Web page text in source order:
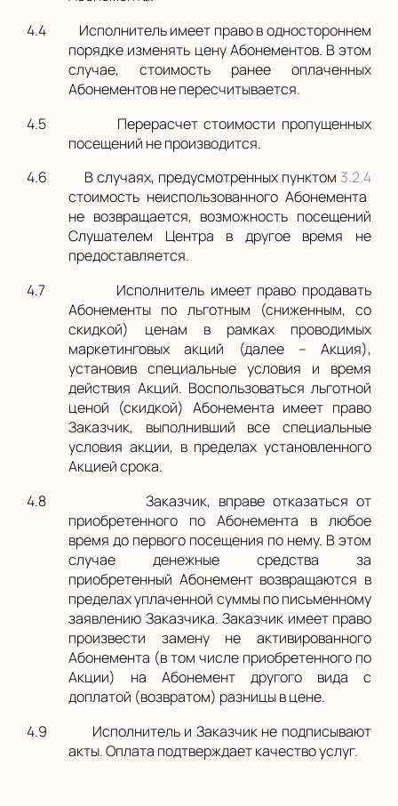
4.4
Исполнитель имеет право в одностороннем
порядке изменять цену Абонементов. В этом
случае, стоимость ранее оплаченных
Абонементов не пересчитывается.
4.5
Перерасчет стоимости пропущенных
посещений не производится.
4.6
В случаях, предусмотренных пунктом 3.2.4
стоимость неиспользованного Абонемента
не возвращается, возможность посещений
Слушателем Центра в другое время не
предоставляется.
4.7
Исполнитель имеет право продавать
Абонементы по льготным (сниженным, со
скидкой) ценам в рамках проводимых
маркетинговых акций (далее – Акция),
установив специальные условия и время
действия Акций. Воспользоваться льготной
ценой (скидкой) Абонемента имеет право
Заказчик, выполнивший все специальные
условия акции, в пределах установленного
Акцией срока.
4.8
Заказчик, вправе отказаться от
приобретенного по Абонемента в любое
время до первого посещения по нему. В этом
случае денежные средства за
приобретенный Абонемент возвращаются в
пределах уплаченной суммы по письменному
заявлению Заказчика. Заказчик имеет право
произвести замену не активированного
Абонемента (в том числе приобретенного по
Акции) на Абонемент другого вида с
доплатой (возвратом) разницы в цене.
4.9
Исполнитель и Заказчик не подписывают
акты. Оплата подтверждает качество услуг.